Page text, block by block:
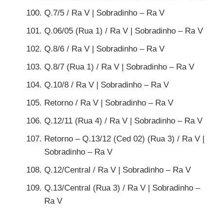
Q.7/5 / Ra V | Sobradinho – Ra V
Q.06/05 (Rua 1) / Ra V | Sobradinho – Ra V
Q.8/6 / Ra V | Sobradinho – Ra V
Q.8/7 (Rua 1) / Ra V | Sobradinho – Ra V
Q.10/8 / Ra V | Sobradinho – Ra V
Retorno / Ra V | Sobradinho – Ra V
Q.12/11 (Rua 4) / Ra V | Sobradinho – Ra V
Retorno – Q.13/12 (Ced 02) (Rua 3) / Ra V |
Sobradinho – Ra V
Q.12/Central / Ra V | Sobradinho – Ra V
Q.13/Central (Rua 3) / Ra V | Sobradinho –
Ra V